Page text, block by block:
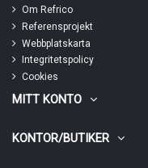
Om Refrico
Referensprojekt
Webbplatskarta
Integritetspolicy
Cookies
MITT KONTO
KONTOR/BUTIKER